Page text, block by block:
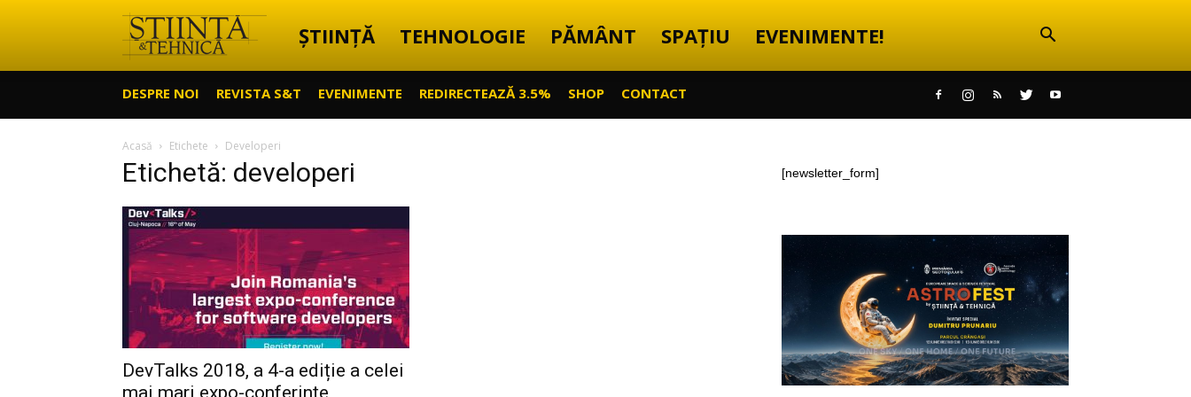
Știință
Tehnică
ȘTIINȚĂ TEHNOLOGIE PĂMÂNT SPAȚIU EVENIMENTE!
DESPRE NOI REVISTA S&T EVENIMENTE REDIRECTEAZĂ 3.5% SHOP CONTACT
Acasă Etichete Developeri
Etichetă: developeri
DevTalks 2018, a 4-a ediție a celei
mai mari expo-conferințe
[newsletter_form]